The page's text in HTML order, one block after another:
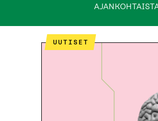
UUTISET